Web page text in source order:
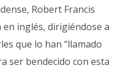
Robert Francis
inglés, dirigiéndose a
que lo han “llamado
ser bendecido con esta